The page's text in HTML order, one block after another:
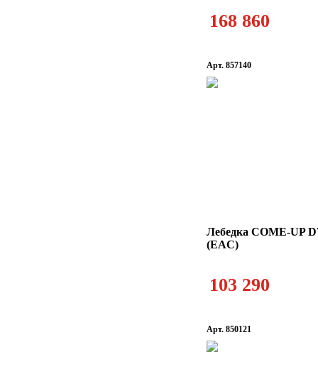
168 860
Арт. 857140
Лебедка COME-UP
(EAC)
103 290
Арт. 850121